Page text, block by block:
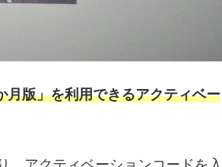
版」を利用できるアクティベー